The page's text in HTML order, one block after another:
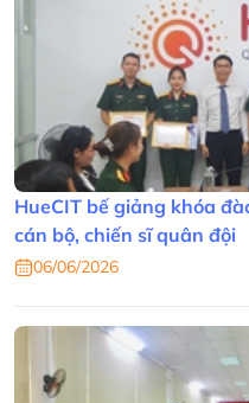
HueCIT bế giảng khóa
cán bộ, chiến sĩ quân đội
06/06/2026